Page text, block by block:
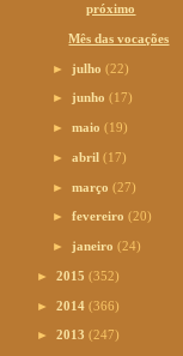
próximo
Mês das vocações
► julho(22)
► junho(17)
►maio(19)
►abril(17)
►março(27)
►fevereiro(20)
► janeiro(24)
► 2015 (352)
► 2014 (366)
► 2013 (247)